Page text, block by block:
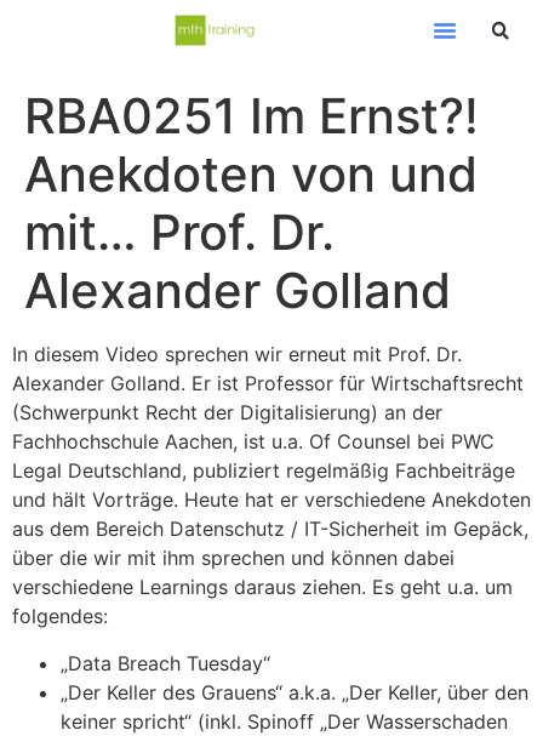
RBA0251 Im Ernst?!
Anekdoten von und
mit… Prof. Dr.
Alexander Golland
In diesem Video sprechen wir erneut mit Prof. Dr.
Alexander Golland. Er ist Professor für Wirtschaftsrecht
(Schwerpunkt Recht der Digitalisierung) an der
Fachhochschule Aachen, ist u.a. Of Counsel bei PWC
Legal Deutschland, publiziert regelmäßig Fachbeiträge
und hält Vorträge. Heute hat er verschiedene Anekdoten
aus dem Bereich Datenschutz / IT-Sicherheit im Gepäck,
über die wir mit ihm sprechen und können dabei
verschiedene Learnings daraus ziehen. Es geht u.a. um
folgendes:
„Data Breach Tuesday“
„Der Keller des Grauens“ a.k.a. „Der Keller, über den
keiner spricht“ (inkl. Spinoff „Der Wasserschaden